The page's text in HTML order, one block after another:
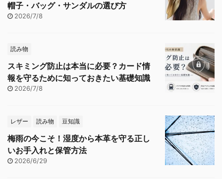
帽子・バッグ・サンダルの選び方
2026/7/8
読み物
スキミング防止は本当に必要？カード情
報を守るために知っておきたい基礎知識
2026/7/8
レザー 読み物 豆知識
梅雨の今こそ！湿度から本革を守る正し
いお手入れと保管方法
2026/6/29